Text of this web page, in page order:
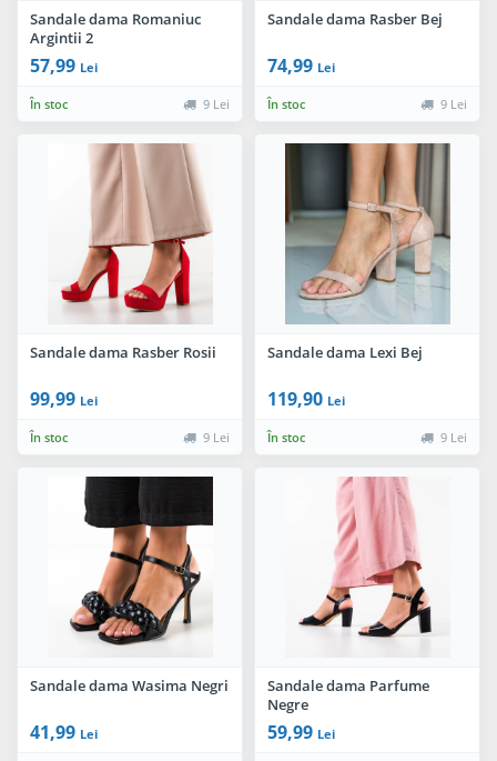
Sandale dama Romaniuc
Argintii 2
57,99 Lei
În stoc 9 Lei
Sandale dama Rasber Bej
74,99 Lei
În stoc 9 Lei
Sandale dama Rasber Rosii
99,99 Lei
În stoc 9 Lei
Sandale dama Lexi Bej
119,90 Lei
În stoc 9 Lei
Sandale dama Wasima Negri
41,99 Lei
Sandale dama Parfume
Negre
59,99 Lei